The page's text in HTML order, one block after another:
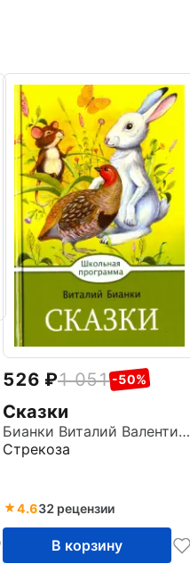
526 1 051 -50%
Сказки
Бианки Виталий Валентинович
Стрекоза
4.632 рецензии
В корзину